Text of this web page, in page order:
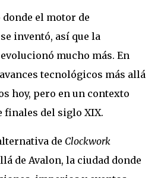
donde el motor de
inventó, así que la
mucho más. En
tecnológicos más allá
hoy, pero en un contexto
del siglo XIX.
de Clockwork
de Avalon, la ciudad donde